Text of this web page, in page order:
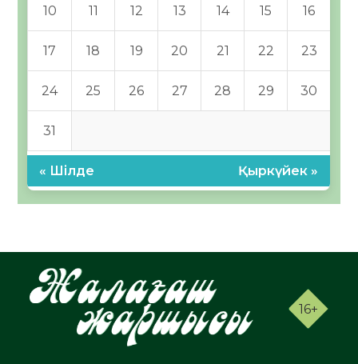
10 11 12 13 14 15 16
17 18 19 20 21 22 23
24 25 26 27 28 29 30
31
« Шілде Қыркүйек »
16+